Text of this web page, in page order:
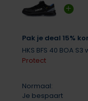
Pak je deal 15%
HKS BFS 40 BOA
Protect
Normaal:
Je bespaart